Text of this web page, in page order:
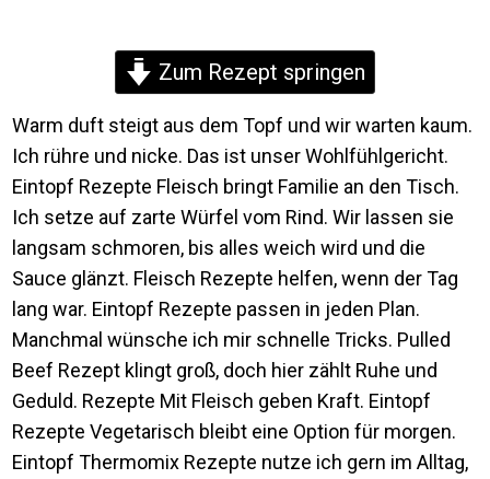
Zum Rezept springen
Warm duft steigt aus dem Topf und wir warten kaum.
Ich rühre und nicke. Das ist unser Wohlfühlgericht.
Eintopf Rezepte Fleisch bringt Familie an den Tisch.
Ich setze auf zarte Würfel vom Rind. Wir lassen sie
langsam schmoren, bis alles weich wird und die
Sauce glänzt. Fleisch Rezepte helfen, wenn der Tag
lang war. Eintopf Rezepte passen in jeden Plan.
Manchmal wünsche ich mir schnelle Tricks. Pulled
Beef Rezept klingt groß, doch hier zählt Ruhe und
Geduld. Rezepte Mit Fleisch geben Kraft. Eintopf
Rezepte Vegetarisch bleibt eine Option für morgen.
Eintopf Thermomix Rezepte nutze ich gern im Alltag,